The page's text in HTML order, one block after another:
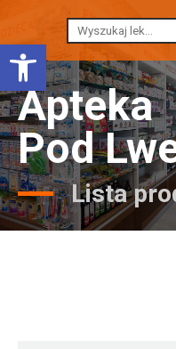
Otwórz pasek narzędzi
Apteka
Pod
Lista